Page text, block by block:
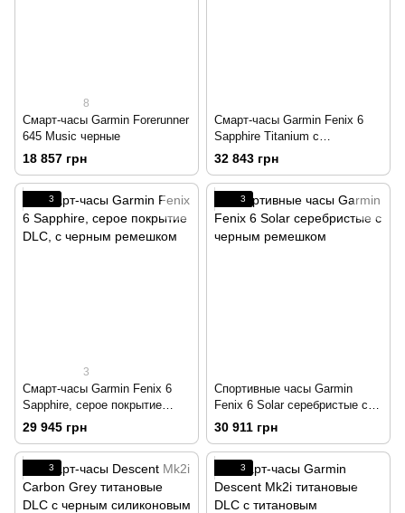
8
Смарт-часы Garmin Forerunner
645 Music черные
18 857 грн
Смарт-часы Garmin Fenix 6
Sapphire Titanium с
оранжевым ремешком
32 843 грн
3
3
Смарт-часы Garmin Fenix 6
Sapphire, серое покрытие
DLC, с черным ремешком
29 945 грн
3
Спортивные часы Garmin
Fenix 6 Solar серебристые с
черным ремешком
30 911 грн
3 3